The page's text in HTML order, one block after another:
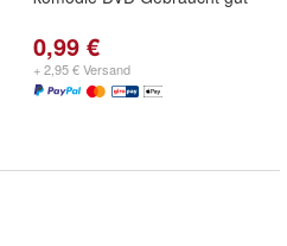
0,99 €
+ 2,95 € Versand